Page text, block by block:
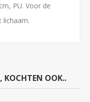
PU. Voor de
lichaam.
KOCHTEN OOK..